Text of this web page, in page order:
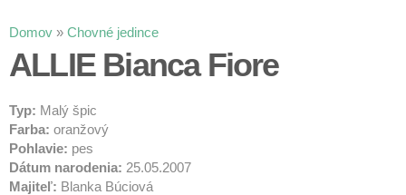
Nachádzate sa tu
Domov » Chovné jedince
ALLIE Bianca Fiore
Typ: Malý špic
Farba: oranžový
Pohlavie: pes
Dátum narodenia: 25.05.2007
Majiteľ: Blanka Búciová